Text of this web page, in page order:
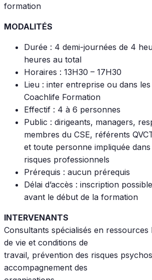
formation
MODALITÉS
Durée : 4 demi-journées de 4
heures au total
Horaires : 13H30 – 17H30
Lieu : inter entreprise ou dans
Coachlife Formation
Effectif : 4 à 6 personnes
Public : dirigeants, managers,
membres du CSE, référents
et toute personne impliquée
risques professionnels
Prérequis : aucun prérequis
Délai d’accès : inscription
avant le début de la formation
INTERVENANTS
Consultants spécialisés en ressources
de vie et conditions de
travail, prévention des risques
accompagnement des